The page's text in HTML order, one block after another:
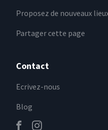
Proposez de nouveaux
Partager cette page
Contact
Ecrivez-nous
Blog